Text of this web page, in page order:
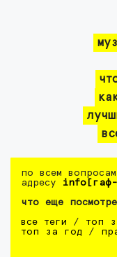
по всем
адресу
что еще
все теги / топ
топ за год /